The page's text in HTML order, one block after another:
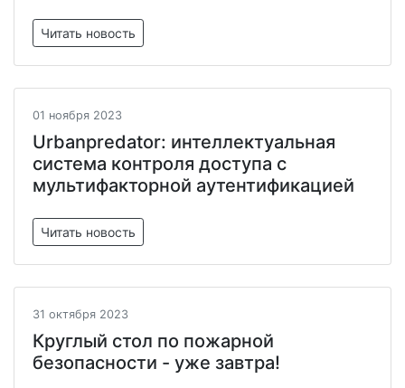
Читать новость
01 ноября 2023
Urbanpredator: интеллектуальная
система контроля доступа с
мультифакторной аутентификацией
Читать новость
31 октября 2023
Круглый стол по пожарной
безопасности - уже завтра!